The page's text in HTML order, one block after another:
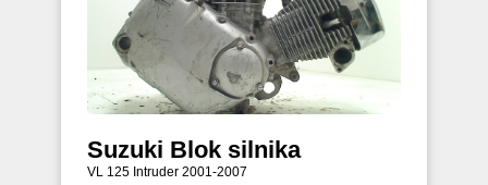
Suzuki Blok silnika
VL 125 Intruder 2001-2007